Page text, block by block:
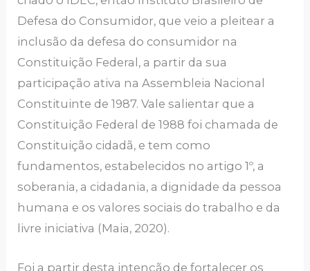
Defesa do Consumidor, que veio a pleitear a
inclusão da defesa do consumidor na
Constituição Federal, a partir da sua
participação ativa na Assembleia Nacional
Constituinte de 1987. Vale salientar que a
Constituição Federal de 1988 foi chamada de
Constituição cidadã, e tem como
fundamentos, estabelecidos no artigo 1º, a
soberania, a cidadania, a dignidade da pessoa
humana e os valores sociais do trabalho e da
livre iniciativa (Maia, 2020).
Foi a partir desta intenção de fortalecer os